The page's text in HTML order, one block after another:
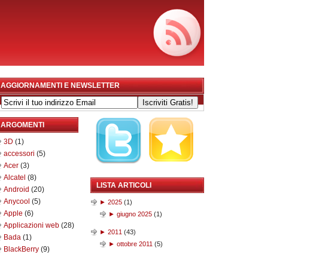
AGGIORNAMENTI E NEWSLETTER
ARGOMENTI
3D (1)
accessori (5)
Acer (3)
Alcatel (8)
Android (20)
Anycool (5)
Apple (6)
Applicazioni web (28)
Bada (1)
BlackBerry (9)
LISTA ARTICOLI
► 2025 (1)
► giugno 2025 (1)
► 2011 (43)
► ottobre 2011 (5)